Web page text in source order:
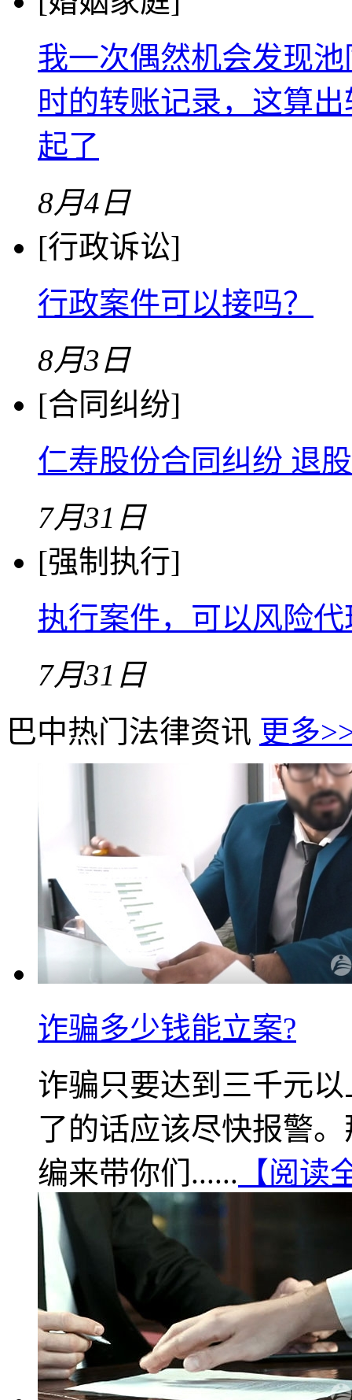
我一次偶然机会发现
时的转账记录，这算
起了
8月4日
[行政诉讼]
行政案件可以接吗？
8月3日
[合同纠纷]
仁寿股份合同纠纷 退
7月31日
[强制执行]
执行案件，可以风险
7月31日
巴中热门法律资讯 更多
诈骗多少钱能立案?
诈骗只要达到三千元
了的话应该尽快报警
编来带你们...... 【阅读